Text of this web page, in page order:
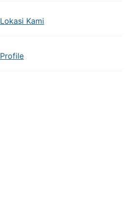
Lokasi Kami
Profile